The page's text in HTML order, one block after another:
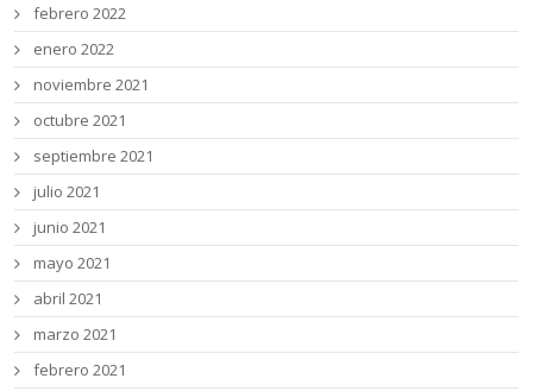
febrero 2022
enero 2022
noviembre 2021
octubre 2021
septiembre 2021
julio 2021
junio 2021
mayo 2021
abril 2021
marzo 2021
febrero 2021